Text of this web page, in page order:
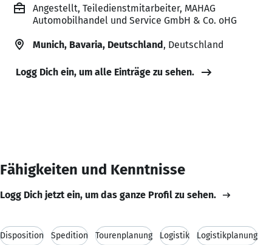
Angestellt, Teiledienstmitarbeiter, MAHAG
Automobilhandel und Service GmbH & Co. oHG
Munich, Bavaria, Deutschland, Deutschland
Logg Dich ein, um alle Einträge zu sehen.
Fähigkeiten und Kenntnisse
Logg Dich jetzt ein, um das ganze Profil zu sehen.
Disposition Spedition Tourenplanung Logistik Logistikplanung